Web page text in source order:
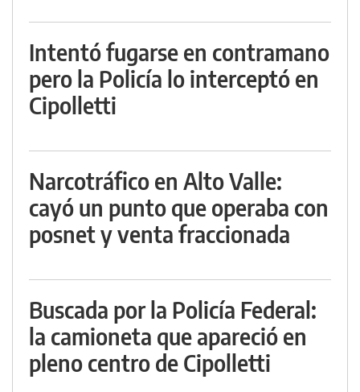
Intentó fugarse en contramano
pero la Policía lo interceptó en
Cipolletti
Narcotráfico en Alto Valle:
cayó un punto que operaba con
posnet y venta fraccionada
Buscada por la Policía Federal:
la camioneta que apareció en
pleno centro de Cipolletti